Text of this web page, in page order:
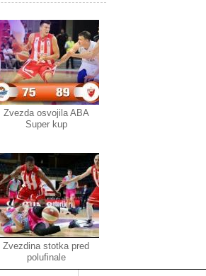
Zvezda osvojila ABA
Super kup
Zvezdina stotka pred
polufinale